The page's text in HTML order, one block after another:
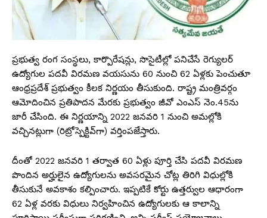
ప్రభుత్వ రంగ సంస్థలు, కార్పొరేషన్లు, సొసైటీల్లో పనిచేసే రెగ్యులర్
ఉద్యోగుల పదవీ విరమణ వయసును 60 నుంచి 62 ఏళ్లకు పెంచుతూ
ఆంధ్రప్రదేశ్ ప్రభుత్వం కీలక నిర్ణయం తీసుకుంది. రాష్ట్ర మంత్రివర్గం
ఆమోదించిన ప్రతిపాదన మేరకు ప్రభుత్వం జీవో ఎంఎస్ నెం.45ను
జారీ చేసింది. ఈ నిర్ణయాన్ని 2022 జనవరి 1 నుంచి అమల్లోకి
వచ్చినట్లుగా (రిట్రోస్పెక్టివ్‌గా) వర్తింపజేస్తారు.
దీంతో 2022 జనవరి 1 తర్వాత 60 ఏళ్లు పూర్తి చేసి పదవీ విరమణ
పొందిన అర్హులైన ఉద్యోగులను అవసరమైన చోట్ల తిరిగి విధుల్లోకి
తీసుకునే అవకాశం కల్పించారు. ఇప్పటికే కోర్టు ఉత్తర్వుల ఆధారంగా
62 ఏళ్ల వరకు విధులు నిర్వహించిన ఉద్యోగులకు ఆ కాలాన్ని